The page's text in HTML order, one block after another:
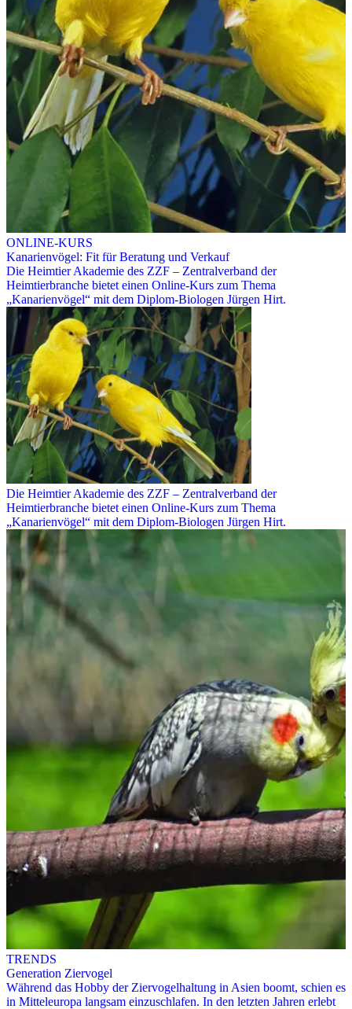
ONLINE-KURS
Kanarienvögel: Fit für Beratung und Verkauf
Die Heimtier Akademie des ZZF – Zentralverband der
Heimtierbranche bietet einen Online-Kurs zum Thema
„Kanarienvögel“ mit dem Diplom-Biologen Jürgen Hirt.
Die Heimtier Akademie des ZZF – Zentralverband der
Heimtierbranche bietet einen Online-Kurs zum Thema
„Kanarienvögel“ mit dem Diplom-Biologen Jürgen Hirt.
TRENDS
Generation Ziervogel
Während das Hobby der Ziervogelhaltung in Asien boomt, schien es
in Mitteleuropa langsam einzuschlafen. In den letzten Jahren erlebt